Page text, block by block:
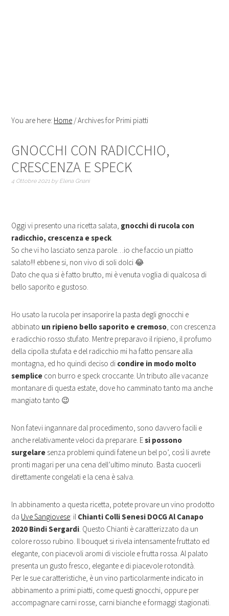
You are here: Home /Archives for Primi piatti
GNOCCHI CON RADICCHIO,
CRESCENZA E SPECK
4 Ottobre 2021by Elena Gnani
Oggi vi presento una ricetta salata, gnocchi di rucola con
radicchio, crescenza e speck.
So che vi ho lasciato senza parole…io che faccio un piatto
salato!!! ebbene si, non vivo di soli dolci 😂
Dato che qua si è fatto brutto, mi è venuta voglia di qualcosa di
bello saporito e gustoso.
Ho usato la rucola per insaporire la pasta degli gnocchi e
abbinato un ripieno bello saporito e cremoso, con crescenza
e radicchio rosso stufato. Mentre preparavo il ripieno, il profumo
della cipolla stufata e del radicchio mi ha fatto pensare alla
montagna, ed ho quindi deciso di condire in modo molto
semplice con burro e speck croccante. Un tributo alle vacanze
montanare di questa estate, dove ho camminato tanto ma anche
mangiato tanto 😉
Non fatevi ingannare dal procedimento, sono davvero facili e
anche relativamente veloci da preparare. Esi possono
surgelare senza problemi quindi fatene un bel po’, così li avrete
pronti magari per una cena dell’ultimo minuto. Basta cuocerli
direttamente congelati e la cena è salva.
In abbinamento a questa ricetta, potete provare un vino prodotto
da Uve Sangiovese: il Chianti Colli Senesi DOCG Al Canapo
2020 Bindi Sergardi. Questo Chianti è caratterizzato da un
colore rosso rubino. Il bouquet si rivela intensamente fruttato ed
elegante, con piacevoli aromi di visciole e frutta rossa. Al palato
presenta un gusto fresco, elegante e di piacevole rotondità.
Per le sue caratteristiche, è un vino particolarmente indicato in
abbinamento a primi piatti, come questi gnocchi, oppure per
accompagnare carni rosse, carni bianche e formaggi stagionati.